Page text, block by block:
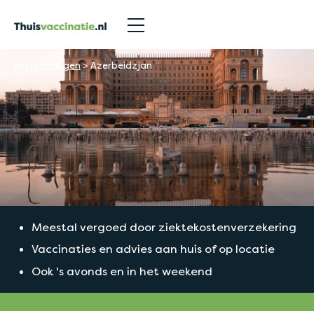
Bestemmingen>Azerbeidzjan
Meestal vergoed door ziektekostenverzekering
Vaccinaties en advies aan huis of op locatie
Ook 's avonds en in het weekend